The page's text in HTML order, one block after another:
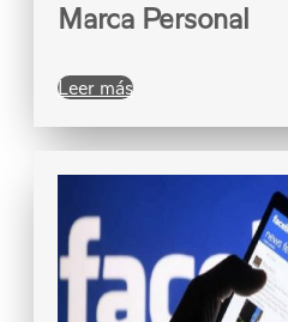
Marca Personal
Leer más